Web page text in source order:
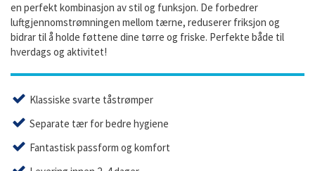
en perfekt kombinasjon av stil og funksjon. De forbedrer
luftgjennomstrømningen mellom tærne, reduserer friksjon og
bidrar til å holde føttene dine tørre og friske. Perfekte både til
hverdags og aktivitet!
Klassiske svarte tåstrømper
Separate tær for bedre hygiene
Fantastisk passform og komfort